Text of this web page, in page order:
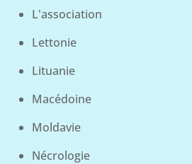
L'association
Lettonie
Lituanie
Macédoine
Moldavie
Nécrologie